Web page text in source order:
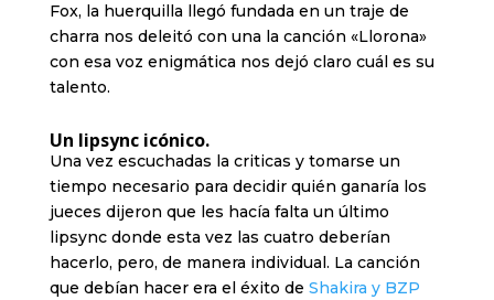
Fox, la huerquilla llegó fundada en un traje de
charra nos deleitó con una la canción «Llorona»
con esa voz enigmática nos dejó claro cuál es su
talento.
Un lipsync icónico.
Una vez escuchadas la criticas y tomarse un
tiempo necesario para decidir quién ganaría los
jueces dijeron que les hacía falta un último
lipsync donde esta vez las cuatro deberían
hacerlo, pero, de manera individual. La canción
que debían hacer era el éxito de Shakira y BZP